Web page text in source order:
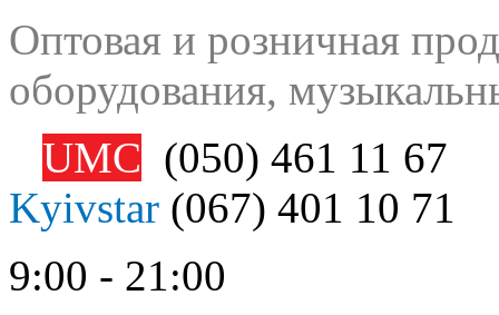
Оптовая и розничная
оборудования,
UMC (050) 461 11 67
Kyivstar (067) 401 10 71
9:00 - 21:00